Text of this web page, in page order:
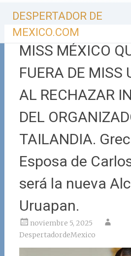
contenido
DESPERTADOR DE
MEXICO.COM
MISS MÉXICO
FUERA DE MISS
AL RECHAZAR
DEL
TAILANDIA.
Esposa de
será la nueva
Uruapan.
noviembre 5, 2025
DespertadordeMexico